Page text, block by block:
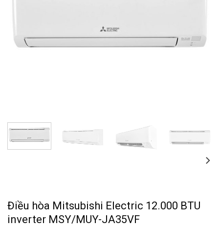
Điều hòa Mitsubishi Electric 12.000 BTU
inverter MSY/MUY-JA35VF